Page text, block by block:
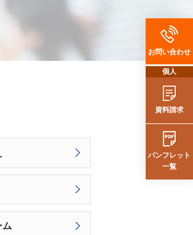
ム
お問い合わせ
個人
資料請求
パンフレット
一覧